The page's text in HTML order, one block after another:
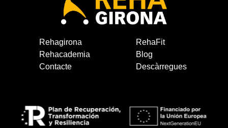
Rehagirona
RehaFit
Rehacademia
Blog
Contacte
Descàrregues